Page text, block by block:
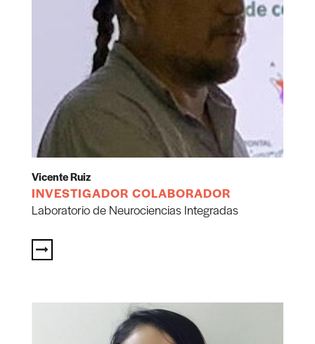
Vicente Ruiz
INVESTIGADOR COLABORADOR
Laboratorio de Neurociencias Integradas